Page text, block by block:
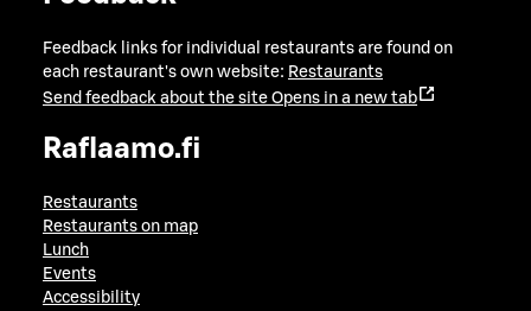
Feedback links for individual restaurants are found on
each restaurant's own website: Restaurants
Send feedback about the site Opens in a new tab
Raflaamo.fi
Restaurants
Restaurants on map
Lunch
Events
Accessibility